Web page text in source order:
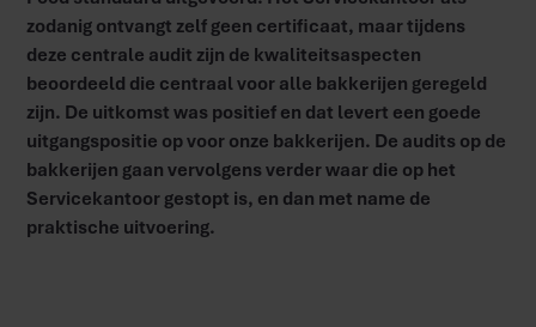
zodanig ontvangt zelf geen certificaat, maar tijdens
deze centrale audit zijn de kwaliteitsaspecten
beoordeeld die centraal voor alle bakkerijen geregeld
zijn. De uitkomst was positief en dat levert een goede
uitgangspositie op voor onze bakkerijen. De audits op de
bakkerijen gaan vervolgens verder waar die op het
Servicekantoor gestopt is, en dan met name de
praktische uitvoering.